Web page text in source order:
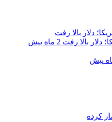
دلار بالا رفت 2 ماه پیش
کرده